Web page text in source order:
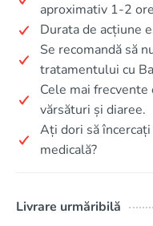
aproximativ 1-2
Durata de acțiune
Se recomandă să
tratamentului cu
Cele mai
vărsături și diaree.
Ați dori să
medicală?
Livrare urmăribilă